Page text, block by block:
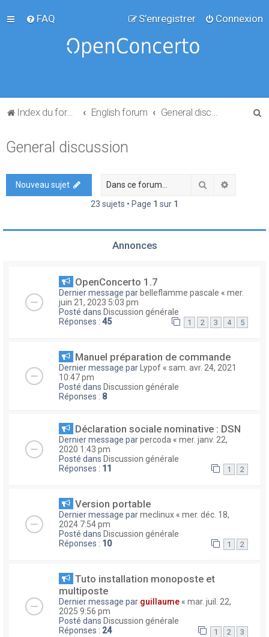
FAQ Connexion
S’enregistrer
Index du forum English forum
h
General discussion
Nouveau sujet Rechercher
23 sujets • Page 1 sur 1
Annonces
OpenConcerto 1.7
Dernier message par belleflamme pascale « mer.
juin 21, 2023 5:03 pm
Posté dans Discussion générale
Réponses : 45 1 2 3 4 5
Manuel préparation de commande
Dernier message par Lypof « sam. avr. 24, 2021
10:47 pm
Posté dans Discussion générale
Réponses : 8
Déclaration sociale nominative : DSN
Dernier message parpercoda « mer. janv. 22,
2020 1:43 pm
Posté dans Discussion générale
Réponses : 11 1 2
Version portable
Dernier message parmeclinux « mer. déc. 18,
2024 7:54 pm
Posté dans Discussion générale
Réponses : 10 1 2
Tuto installation monoposte et
multiposte
Dernier message par guillaume « mar. juil. 22,
2025 9:56 pm
Posté dans Discussion générale
Réponses : 24 1 2 3